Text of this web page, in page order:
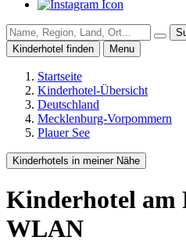
Kinderhotel finden
Menu
Startseite
Kinderhotel-Übersicht
Deutschland
Mecklenburg-Vorpommern
Plauer See
Kinderhotels in meiner Nähe
Kinderhotel am
WLAN